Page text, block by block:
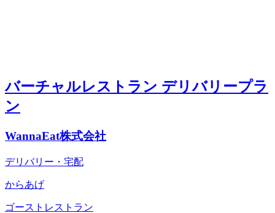
バーチャルレストラン デリバリープラ
ン
WannaEat株式会社
デリバリー・宅配
からあげ
ゴーストレストラン